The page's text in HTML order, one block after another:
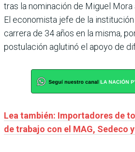
tras la nominación de Miguel Mora
El economista jefe de la
carrera de 34 años en la misma,
postulación aglutinó el apoyo de
Lea también: Importadores de
de trabajo con el MAG, Sedeco